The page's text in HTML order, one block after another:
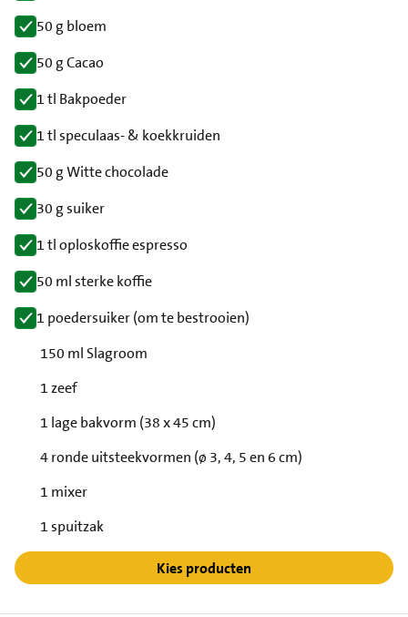
50 g bloem
50 g Cacao
1 tl Bakpoeder
1 tl speculaas- & koekkruiden
50 g Witte chocolade
30 g suiker
1 tl oploskoffie espresso
50 ml sterke koffie
1 poedersuiker (om te bestrooien)
150 ml Slagroom
1 zeef
1 lage bakvorm (38 x 45 cm)
4 ronde uitsteekvormen (ø 3, 4, 5 en 6 cm)
1 mixer
1 spuitzak
Kies producten